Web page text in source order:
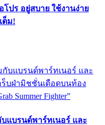
ปร อยู่สบาย ใช้งานง่าย
ต็ม!
แบรนด์พาร์ทเนอร์ และ